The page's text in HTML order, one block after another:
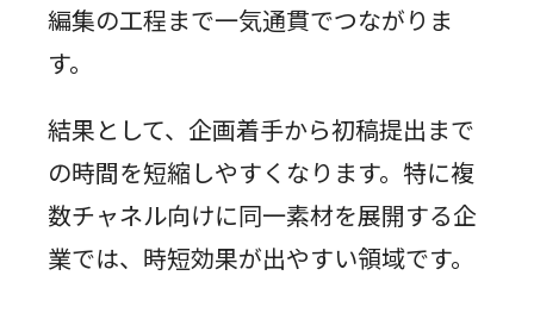
編集の工程まで一気通貫でつながりま
す。
結果として、企画着手から初稿提出まで
の時間を短縮しやすくなります。特に複
数チャネル向けに同一素材を展開する企
業では、時短効果が出やすい領域です。